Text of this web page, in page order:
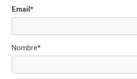
Email*
Nombre*